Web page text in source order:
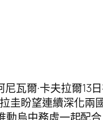
瓦爾·卡夫拉爾13
圭盼望連續深化兩